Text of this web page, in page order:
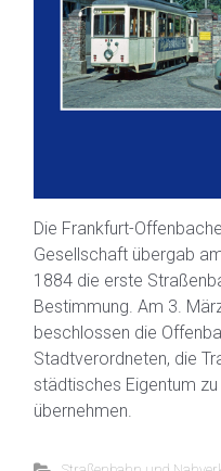
Die Frankfurt-
Gesellschaft übergab
1884 die erste
Bestimmung. Am 3.
beschlossen die
Stadtverordneten, die
städtisches Eigentum zu
übernehmen.